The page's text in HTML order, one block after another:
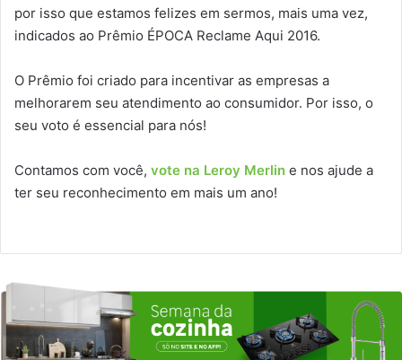
por isso que estamos felizes em sermos, mais uma vez,
indicados ao Prêmio ÉPOCA Reclame Aqui 2016.
O Prêmio foi criado para incentivar as empresas a
melhorarem seu atendimento ao consumidor. Por isso, o
seu voto é essencial para nós!
Contamos com você, vote na Leroy Merlin e nos ajude a
ter seu reconhecimento em mais um ano!